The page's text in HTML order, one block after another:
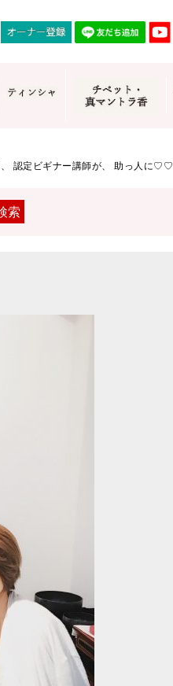
、 認定ビギナー講師が、 助っ人に♡♡
索